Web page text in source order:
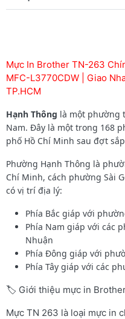
Mực In Brother TN-263
MFC-L3770CDW | Giao
TP.HCM
Hạnh Thông là một phường
Nam. Đây là một trong 168
phố Hồ Chí Minh sau đợt
Phường Hạnh Thông là
Chí Minh, cách phường Sài
có vị trí địa lý:
Phía Bắc giáp với
Phía Nam giáp với các
Nhuận
Phía Đông giáp với
Phía Tây giáp với các
🏷️ Giới thiệu mực in
Mực TN 263 là loại mực in